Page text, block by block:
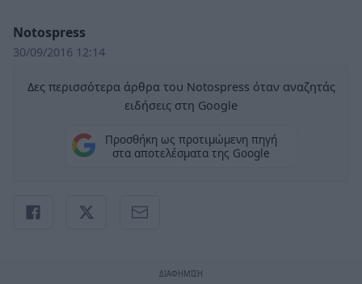
Notospress
30/09/2016 12:14
Δες περισσότερα άρθρα του Notospress όταν αναζητάς
ειδήσεις στη Google
Προσθήκη ως προτιμώμενη πηγή
στα αποτελέσματα της Google